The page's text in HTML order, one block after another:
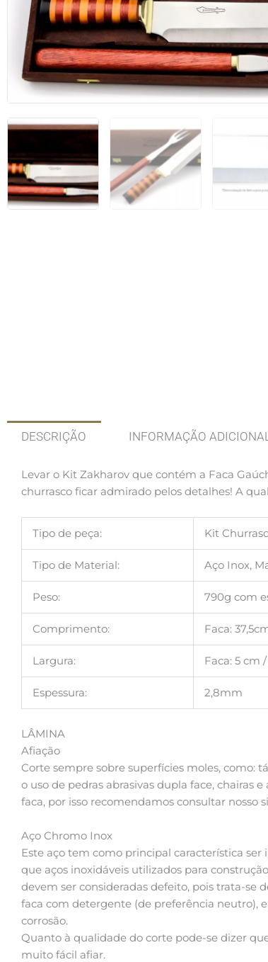
DESCRIÇÃO INFORMAÇÃO ADICIONAL
Levar o Kit Zakharov que contém a Faca
churrasco ficar admirado pelos detalhes! A
Tipo de peça: Kit
Tipo de Material: Aço Inox,
Peso: 790g com
Comprimento: Faca:
Largura: Faca: 5 cm
Espessura: 2,8mm
LÂMINA
Afiação
Corte sempre sobre superfícies moles, como:
o uso de pedras abrasivas dupla face, chairas
faca, por isso recomendamos consultar nosso
Aço Chromo Inox
Este aço tem como principal característica
que aços inoxidáveis utilizados para
devem ser consideradas defeito, pois trata-se
faca com detergente (de preferência neutro),
corrosão.
Quanto à qualidade do corte pode-se dizer
muito fácil afiar.